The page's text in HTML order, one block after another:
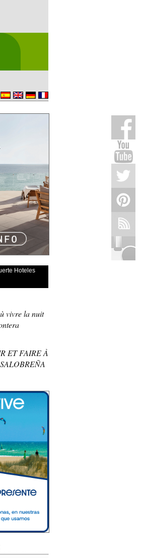
Hoteles
vivre la nuit
ET FAIRE À